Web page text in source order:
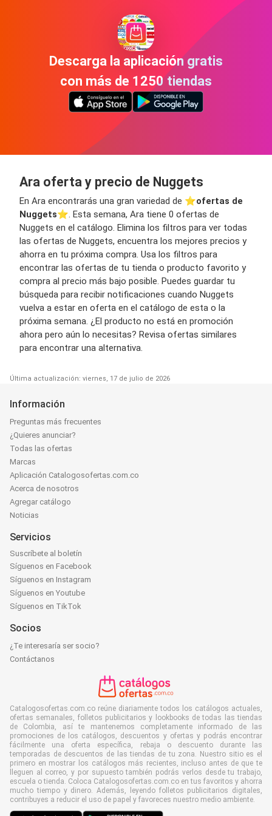
Descarga la aplicación gratis
con más de 1250 tiendas
Ara oferta y precio de Nuggets
En Ara encontrarás una gran variedad de ⭐️ofertas de
Nuggets⭐️. Esta semana, Ara tiene 0 ofertas de
Nuggets en el catálogo. Elimina los filtros para ver todas
las ofertas de Nuggets, encuentra los mejores precios y
ahorra en tu próxima compra. Usa los filtros para
encontrar las ofertas de tu tienda o producto favorito y
compra al precio más bajo posible. Puedes guardar tu
búsqueda para recibir notificaciones cuando Nuggets
vuelva a estar en oferta en el catálogo de esta o la
próxima semana. ¿El producto no está en promoción
ahora pero aún lo necesitas? Revisa ofertas similares
para encontrar una alternativa.
Última actualización: viernes, 17 de julio de 2026
Información
Preguntas más frecuentes
¿Quieres anunciar?
Todas las ofertas
Marcas
Aplicación Catalogosofertas.com.co
Acerca de nosotros
Agregar catálogo
Noticias
Servicios
Suscríbete al boletín
Síguenos en Facebook
Síguenos en Instagram
Síguenos en Youtube
Síguenos en TikTok
Socios
¿Te interesaría ser socio?
Contáctanos
Catalogosofertas.com.co reúne diariamente todos los catálogos actuales,
ofertas semanales, folletos publicitarios y lookbooks de todas las tiendas
de Colombia, así te mantenemos completamente informado de las
promociones de los catálogos, descuentos y ofertas y podrás encontrar
fácilmente una oferta específica, rebaja o descuento durante las
temporadas de descuentos de las tiendas de tu zona. Nuestro sitio es el
primero en mostrar los catálogos más recientes, incluso antes de que te
lleguen al correo, y por supuesto también podrás verlos desde tu trabajo,
escuela o tienda. Coloca Catalogosofertas.com.co en tus favoritos y ahorra
mucho tiempo y dinero. Además, leyendo folletos publicitarios digitales,
contribuyes a reducir el uso de papel y favoreces nuestro medio ambiente.